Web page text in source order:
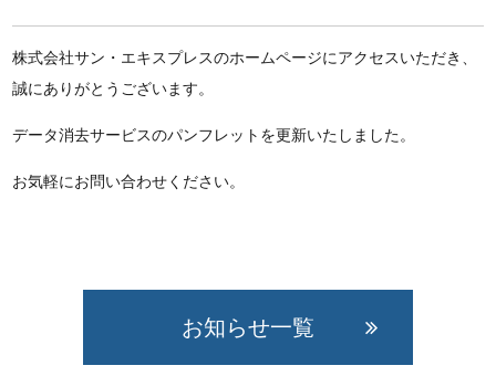
株式会社サン・エキスプレスのホームページにアクセスいただき、
誠にありがとうございます。
データ消去サービスのパンフレットを更新いたしました。
お気軽にお問い合わせください。
お知らせ一覧